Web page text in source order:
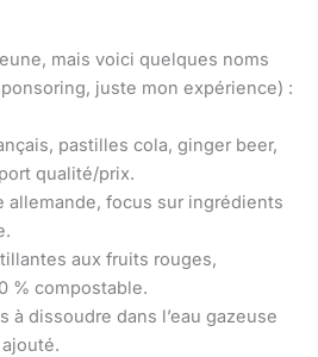
mais voici quelques noms
juste mon expérience) :
pastilles cola, ginger beer,
qualité/prix.
allemande, focus sur ingrédients
aux fruits rouges,
% compostable.
à dissoudre dans l’eau gazeuse